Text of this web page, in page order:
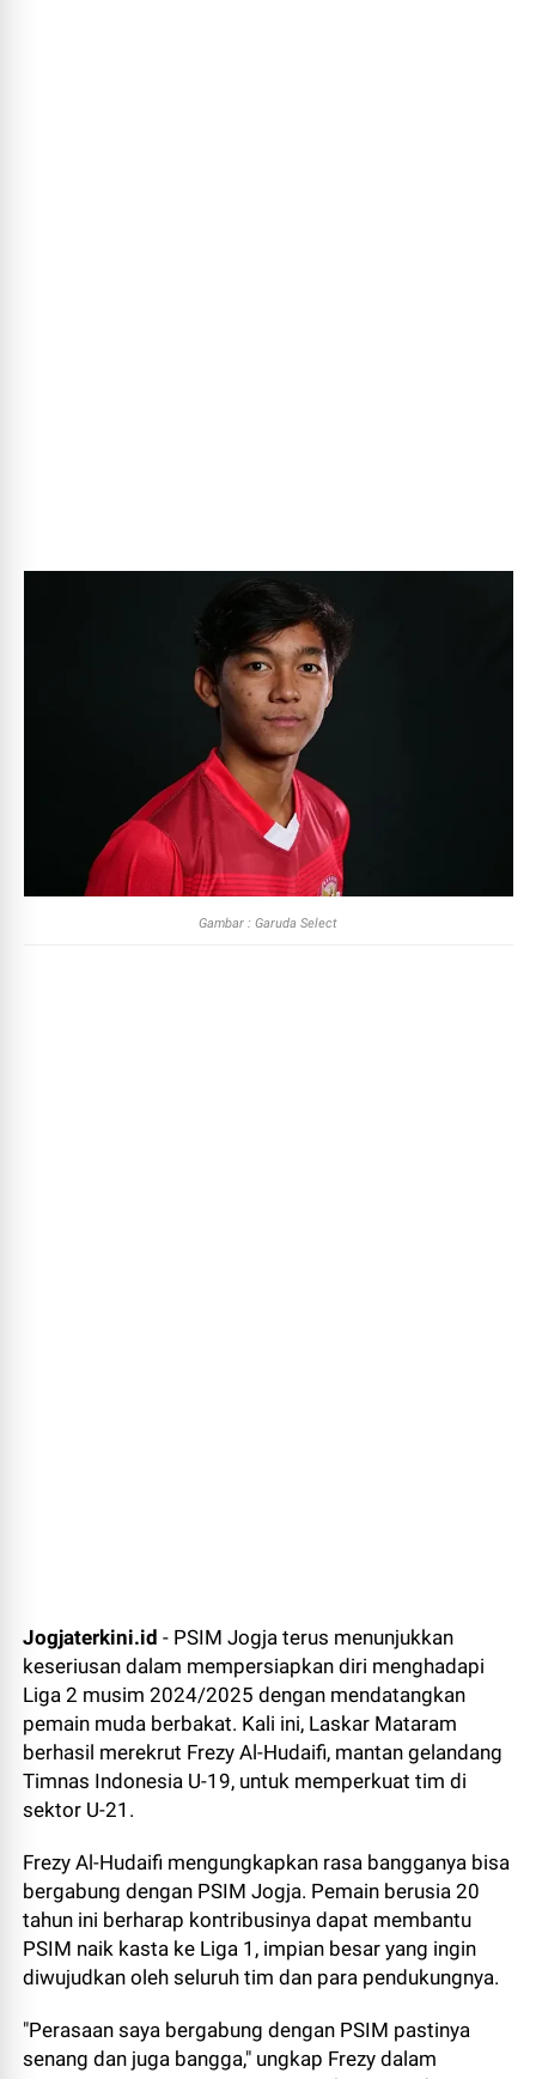
Gambar : Garuda Select
Jogjaterkini.id - PSIM Jogja terus menunjukkan
keseriusan dalam mempersiapkan diri menghadapi
Liga 2 musim 2024/2025 dengan mendatangkan
pemain muda berbakat. Kali ini, Laskar Mataram
berhasil merekrut Frezy Al-Hudaifi, mantan gelandang
Timnas Indonesia U-19, untuk memperkuat tim di
sektor U-21.
Frezy Al-Hudaifi mengungkapkan rasa bangganya bisa
bergabung dengan PSIM Jogja. Pemain berusia 20
tahun ini berharap kontribusinya dapat membantu
PSIM naik kasta ke Liga 1, impian besar yang ingin
diwujudkan oleh seluruh tim dan para pendukungnya.
"Perasaan saya bergabung dengan PSIM pastinya
senang dan juga bangga," ungkap Frezy dalam